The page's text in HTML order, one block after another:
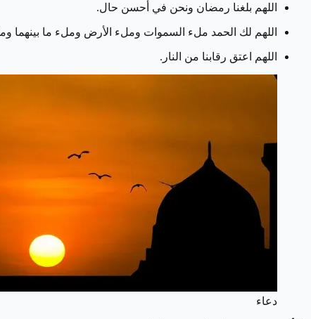
اللهم بلغنا رمضان ونحن في أحسن حال.
اللهم لك الحمد ملء السموات وملء الأرض وملء ما بينهما
اللهم اعتق رقابنا من النار.
دعاء